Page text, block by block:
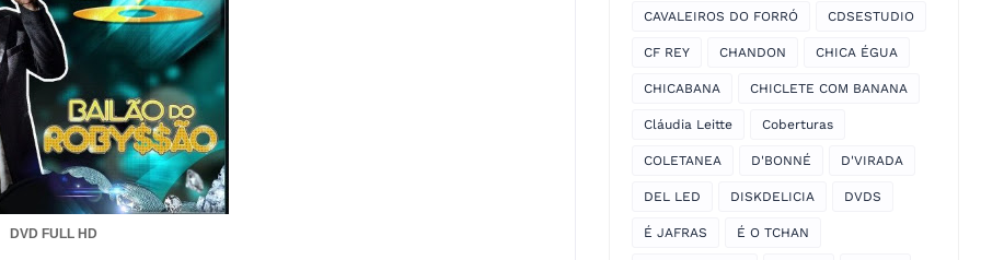
DVD FULL HD
CAVALEIROS DO FORRÓ CDSESTUDIO
CF REY CHANDON CHICA ÉGUA
CHICABANA CHICLETE COM BANANA
Cláudia Leitte Coberturas
COLETANEA D'BONNÉ D'VIRADA
DEL LED DISKDELICIA DVDS
É JAFRAS É O TCHAN